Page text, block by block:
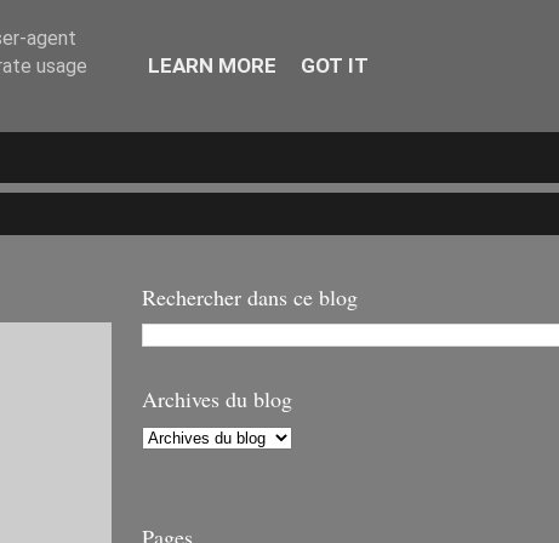
Rechercher dans ce blog
Archives du blog
Pages
agent
usage
LEARN MORE GOT IT